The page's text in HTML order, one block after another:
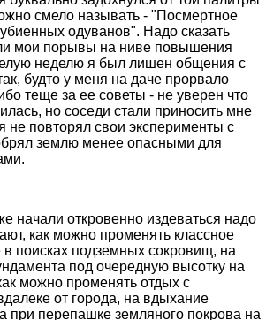
смело называть - "Посмертное
одуванов". Надо сказать
мои порывы на ниве повышения
неделю я был лишен общения с
будто у меня на даче прорвало
теще за ее советы - не уверен что
но соседи стали приносить мне
повторял свои эксперименты с
землю менее опасными для
начали откровенно издеваться надо
как можно променять классное
поисках подземных сокровищ, на
под очередную высотку на
можно променять отдых с
от города, на вдыхание
при перепашке земляного покрова на